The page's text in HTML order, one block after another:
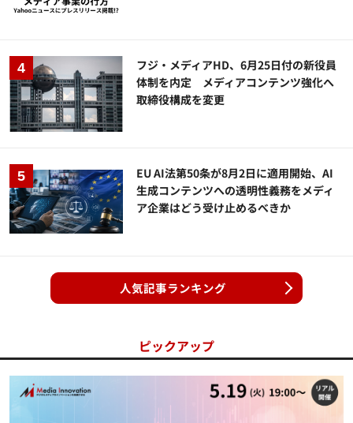
フジ・メディアHD、6月25日付の新役員
体制を内定 メディアコンテンツ強化へ
取締役構成を変更
EU AI法第50条が8月2日に適用開始、AI
生成コンテンツへの透明性義務をメディ
ア企業はどう受け止めるべきか
人気記事ランキング
ピックアップ